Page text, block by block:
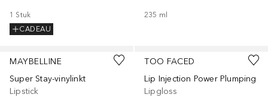
1 Stuk
CADEAU
235 ml
MAYBELLINE
Super Stay-vinylinkt
Lipstick
+9
TOO FACED
Lip Injection Power Plumping
Lipgloss